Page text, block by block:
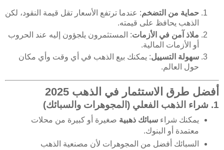
حماية من التضخم: عندما ترتفع الأسعار تقل قيمة النقود، لكن
الذهب يحافظ على قيمته.
ملاذ آمن في الأزمات: المستثمرون يلجؤون إليه عند الحروب
أو الأزمات المالية.
سهولة التسييل: يمكنك بيع الذهب في أي وقت وأي مكان
حول العالم.
أفضل طرق الاستثمار في الذهب 2025
1. شراء الذهب الفعلي (المجوهرات والسبائك)
يمكنك شراء سبائك ذهبية صغيرة أو كبيرة من محلات
معتمدة أو البنوك.
السبائك أفضل من المجوهرات لأن مصنعية الذهب